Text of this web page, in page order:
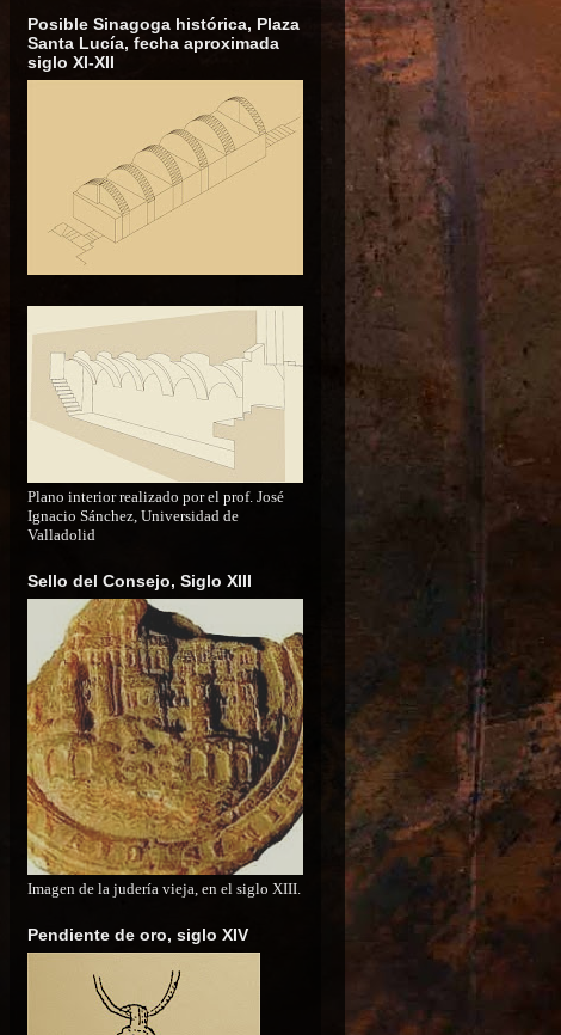
Posible Sinagoga histórica, Plaza
Santa Lucía, fecha aproximada
siglo XI-XII
Plano interior realizado por el prof. José
Ignacio Sánchez, Universidad de
Valladolid
Sello del Consejo, Siglo XIII
Imagen de la judería vieja, en el siglo XIII.
Pendiente de oro, siglo XIV